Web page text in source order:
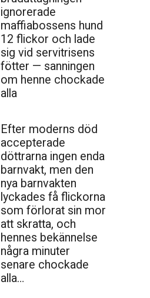
ignorerade
maffiabossens hund
12 flickor och lade
sig vid servitrisens
fötter — sanningen
om henne chockade
alla
Efter moderns död
accepterade
döttrarna ingen enda
barnvakt, men den
nya barnvakten
lyckades få flickorna
som förlorat sin mor
att skratta, och
hennes bekännelse
några minuter
senare chockade
alla…